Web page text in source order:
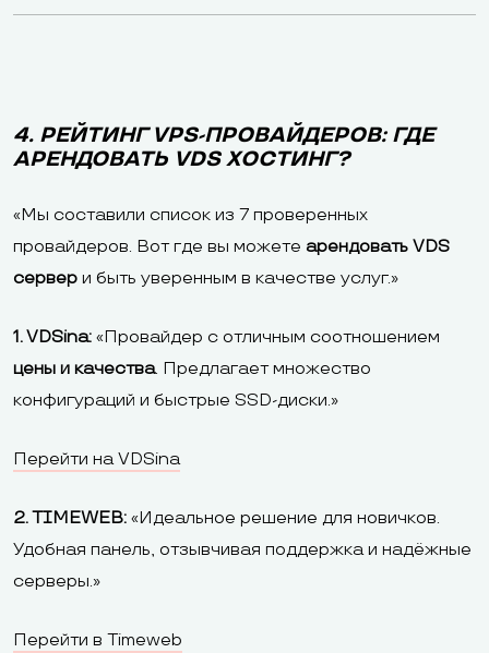
4. РЕЙТИНГ VPS-ПРОВАЙДЕРОВ: ГДЕ
АРЕНДОВАТЬ VDS ХОСТИНГ?
«Мы составили список из 7 проверенных
провайдеров. Вот где вы можете арендовать VDS
сервер и быть уверенным в качестве услуг.»
1. VDSina: «Провайдер с отличным соотношением
цены и качества. Предлагает множество
конфигураций и быстрые SSD-диски.»
Перейти на VDSina
2. TIMEWEB: «Идеальное решение для новичков.
Удобная панель, отзывчивая поддержка и надёжные
серверы.»
Перейти в Timeweb